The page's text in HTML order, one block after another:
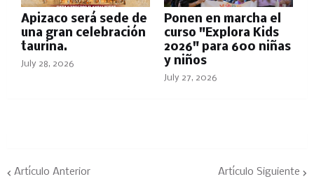
Apizaco será sede de
una gran celebración
taurina.
July 28, 2026
Ponen en marcha el
curso "Explora Kids
2026" para 600 niñas
y niños
July 27, 2026
Artículo Anterior Artículo Siguiente